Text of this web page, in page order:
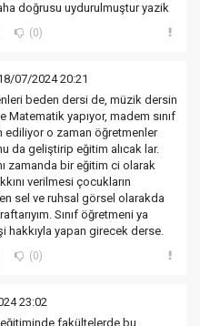
doğrusu uydurulmuştur yazik
(0)
07/2024 20:21
beden dersi de, müzik dersin
Matematik yapıyor, madem sınıf
ediliyor o zaman öğretmenler
da geliştirip eğitim alıcak lar.
zamanda bir eğitim ci olarak
verilmesi çocukların
sel ve ruhsal görsel olarakda
Sınıf öğretmeni ya
hakkıyla yapan girecek derse.
(0)
23:02
eğitiminde fakültelerde bu